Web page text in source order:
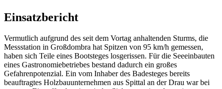
Einsatzbericht
Vermutlich aufgrund des seit dem Vortag anhaltenden Sturms, die
Messstation in Großdombra hat Spitzen von 95 km/h gemessen,
haben sich Teile eines Bootsteges losgerissen. Für die Seeeinbauten
eines Gastronomiebetriebes bestand dadurch ein großes
Gefahrenpotenzial. Ein vom Inhaber des Badesteges bereits
beauftragtes Holzbauunternehmen aus Spittal an der Drau war bei